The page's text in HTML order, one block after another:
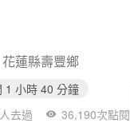
花蓮縣壽豐鄉
1 小時 40 分鐘
去過 36,190次點閱